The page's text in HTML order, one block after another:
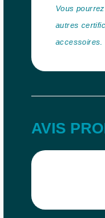
Vous
autres
accessoires.
AVIS